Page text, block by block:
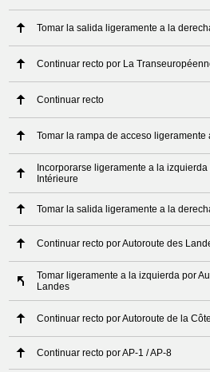
Tomar la salida ligeramente a la
Continuar recto por La
Continuar recto
Tomar la rampa de acceso ligeramente
Incorporarse ligeramente a la
Intérieure
Tomar la salida ligeramente a la
Continuar recto por Autoroute des
Tomar ligeramente a la izquierda por
Landes
Continuar recto por Autoroute de la
Continuar recto por AP-1 / AP-8